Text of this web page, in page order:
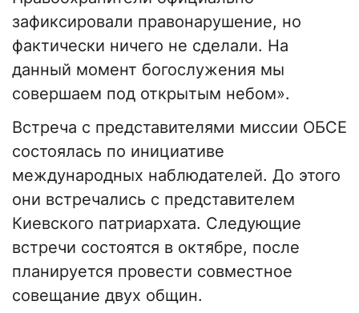
зафиксировали правонарушение, но
фактически ничего не сделали. На
данный момент богослужения мы
совершаем под открытым небом».
Встреча с представителями миссии ОБСЕ
состоялась по инициативе
международных наблюдателей. До этого
они встречались с представителем
Киевского патриархата. Следующие
встречи состоятся в октябре, после
планируется провести совместное
совещание двух общин.